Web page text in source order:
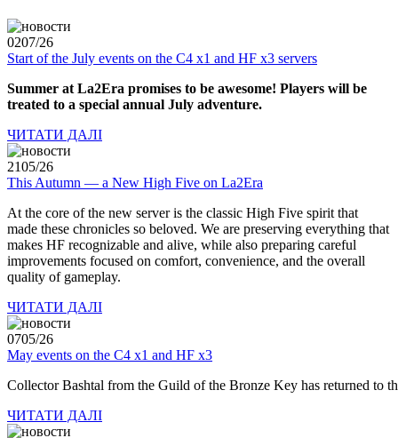
0207/26
Start of the July events on the C4 x1 and HF x3 servers
Summer at La2Era promises to be awesome! Players will be
treated to a special annual July adventure.
ЧИТАТИ ДАЛІ
2105/26
This Autumn — a New High Five on La2Era
At the core of the new server is the classic High Five spirit that
made these chronicles so beloved. We are preserving everything that
makes HF recognizable and alive, while also preparing careful
improvements focused on comfort, convenience, and the overall
quality of gameplay.
ЧИТАТИ ДАЛІ
0705/26
May events on the C4 x1 and HF x3
Collector Bashtal from the Guild of the Bronze Key has returned to
ЧИТАТИ ДАЛІ